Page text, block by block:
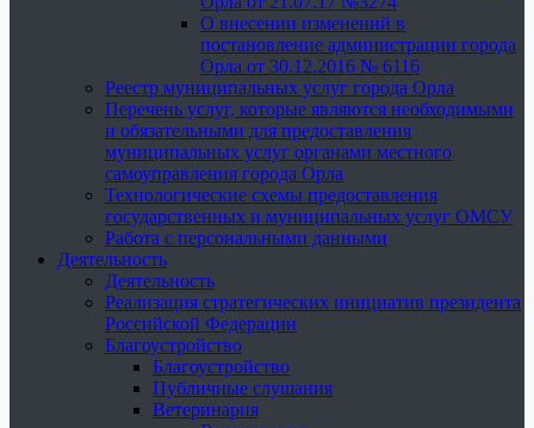
О внесении изменений в
постановление администрации города
Орла от 30.12.2016 № 6116
Реестр муниципальных услуг города Орла
Перечень услуг, которые являются необходимыми
и обязательными для предоставления
муниципальных услуг органами местного
самоуправления города Орла
Технологические схемы предоставления
государственных и муниципальных услуг ОМСУ
Работа с персональными данными
Деятельность
Деятельность
Реализация стратегических инициатив президента
Российской Федерации
Благоустройство
Благоустройство
Публичные слушания
Ветеринария